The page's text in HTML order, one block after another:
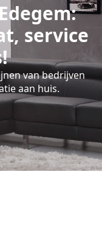
service
van bedrijven
aan huis.